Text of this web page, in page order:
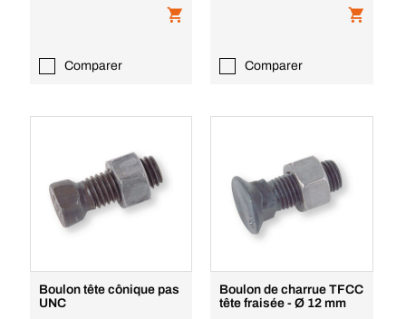
Comparer Comparer
Boulon tête cônique pas
UNC
Boulon de charrue TFCC
tête fraisée - Ø 12 mm